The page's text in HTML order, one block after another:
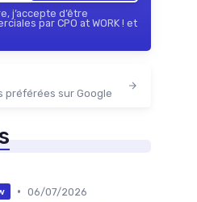
j’accepte d’être
par CPO at WORK ! et
préférées sur Google
• 06/07/2026